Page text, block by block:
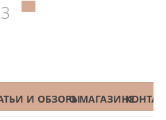
И ОБЗОРЫО МАГАЗИНЕ